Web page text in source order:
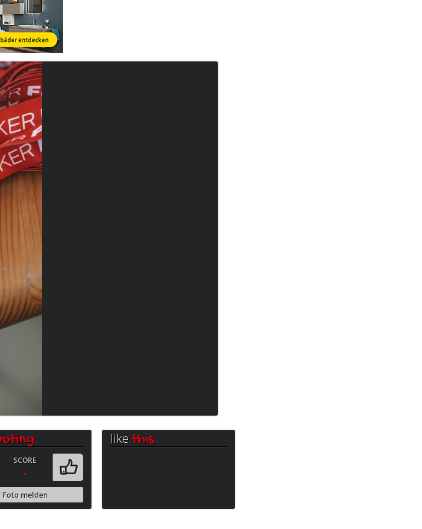
SCORE
-
Foto melden
likethis